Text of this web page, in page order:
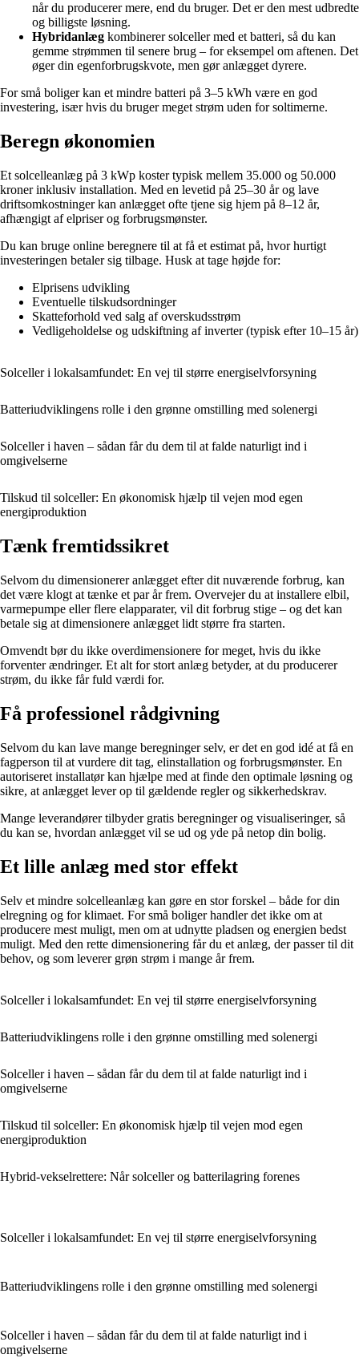
når du producerer mere, end du bruger. Det er den mest udbredte
og billigste løsning.
Hybridanlæg kombinerer solceller med et batteri, så du kan
gemme strømmen til senere brug – for eksempel om aftenen. Det
øger din egenforbrugskvote, men gør anlægget dyrere.
For små boliger kan et mindre batteri på 3–5 kWh være en god
investering, især hvis du bruger meget strøm uden for soltimerne.
Beregn økonomien
Et solcelleanlæg på 3 kWp koster typisk mellem 35.000 og 50.000
kroner inklusiv installation. Med en levetid på 25–30 år og lave
driftsomkostninger kan anlægget ofte tjene sig hjem på 8–12 år,
afhængigt af elpriser og forbrugsmønster.
Du kan bruge online beregnere til at få et estimat på, hvor hurtigt
investeringen betaler sig tilbage. Husk at tage højde for:
Elprisens udvikling
Eventuelle tilskudsordninger
Skatteforhold ved salg af overskudsstrøm
Vedligeholdelse og udskiftning af inverter (typisk efter 10–15 år)
Solceller i lokalsamfundet: En vej til større energiselvforsyning
Batteriudviklingens rolle i den grønne omstilling med solenergi
Solceller i haven – sådan får du dem til at falde naturligt ind i
omgivelserne
Tilskud til solceller: En økonomisk hjælp til vejen mod egen
energiproduktion
Tænk fremtidssikret
Selvom du dimensionerer anlægget efter dit nuværende forbrug, kan
det være klogt at tænke et par år frem. Overvejer du at installere elbil,
varmepumpe eller flere elapparater, vil dit forbrug stige – og det kan
betale sig at dimensionere anlægget lidt større fra starten.
Omvendt bør du ikke overdimensionere for meget, hvis du ikke
forventer ændringer. Et alt for stort anlæg betyder, at du producerer
strøm, du ikke får fuld værdi for.
Få professionel rådgivning
Selvom du kan lave mange beregninger selv, er det en god idé at få en
fagperson til at vurdere dit tag, elinstallation og forbrugsmønster. En
autoriseret installatør kan hjælpe med at finde den optimale løsning og
sikre, at anlægget lever op til gældende regler og sikkerhedskrav.
Mange leverandører tilbyder gratis beregninger og visualiseringer, så
du kan se, hvordan anlægget vil se ud og yde på netop din bolig.
Et lille anlæg med stor effekt
Selv et mindre solcelleanlæg kan gøre en stor forskel – både for din
elregning og for klimaet. For små boliger handler det ikke om at
producere mest muligt, men om at udnytte pladsen og energien bedst
muligt. Med den rette dimensionering får du et anlæg, der passer til dit
behov, og som leverer grøn strøm i mange år frem.
Solceller i lokalsamfundet: En vej til større energiselvforsyning
Batteriudviklingens rolle i den grønne omstilling med solenergi
Solceller i haven – sådan får du dem til at falde naturligt ind i
omgivelserne
Tilskud til solceller: En økonomisk hjælp til vejen mod egen
energiproduktion
Hybrid-vekselrettere: Når solceller og batterilagring forenes
Solceller i lokalsamfundet: En vej til større energiselvforsyning
Batteriudviklingens rolle i den grønne omstilling med solenergi
Solceller i haven – sådan får du dem til at falde naturligt ind i
omgivelserne